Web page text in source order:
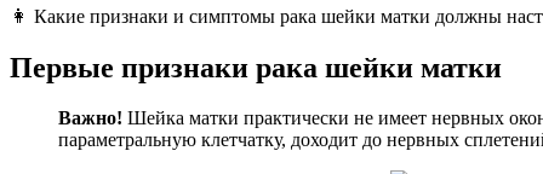
👩 Какие признаки и симптомы рака шейки матки должны
Первые признаки рака шейки матки
Важно! Шейка матки практически не имеет нервных
параметральную клетчатку, доходит до нервных